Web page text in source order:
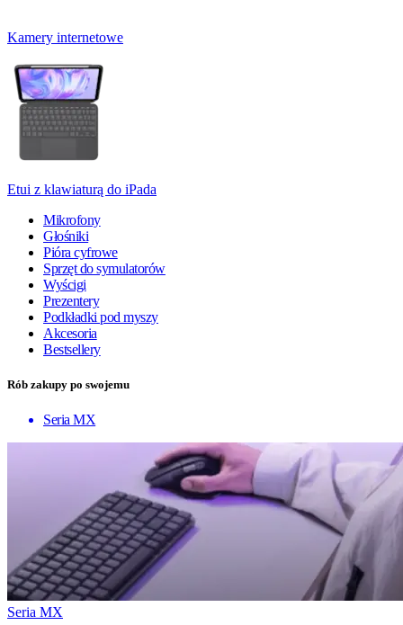
Kamery internetowe
Etui z klawiaturą do iPada
Mikrofony
Głośniki
Pióra cyfrowe
Sprzęt do symulatorów
Wyścigi
Prezentery
Podkładki pod myszy
Akcesoria
Bestsellery
Rób zakupy po swojemu
Seria MX
Seria MX